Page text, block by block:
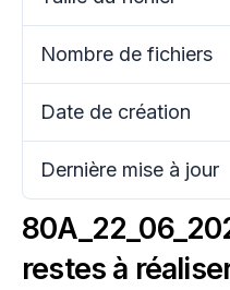
Nombre de fichiers
Date de création
Dernière mise à jour
restes à